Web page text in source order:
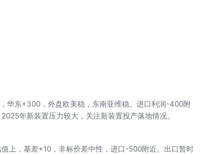
华东+300，外盘欧美稳，东南亚维稳。进口利润-400附
年新装置压力较大，关注新装置投产落地情况。
上，基差+10，非标价差中性，进口-500附近。出口暂时